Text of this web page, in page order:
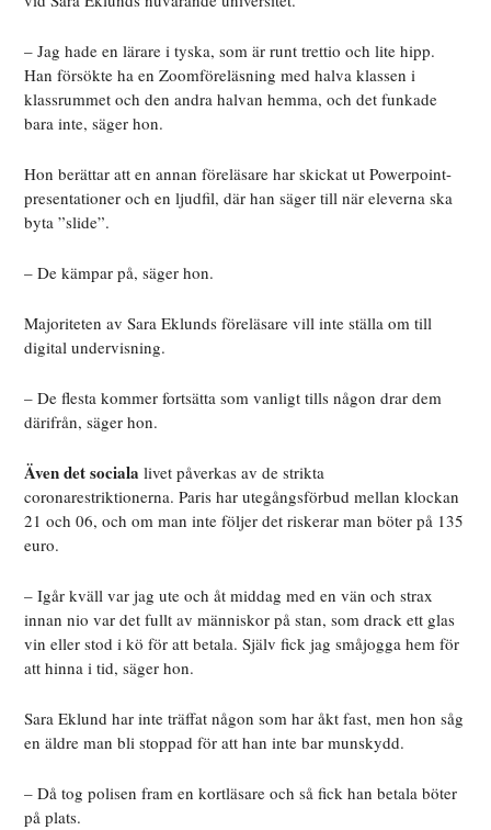
– Jag hade en lärare i tyska, som är runt trettio och lite hipp.
Han försökte ha en Zoomföreläsning med halva klassen i
klassrummet och den andra halvan hemma, och det funkade
bara inte, säger hon.
Hon berättar att en annan föreläsare har skickat ut Powerpoint-
presentationer och en ljudfil, där han säger till när eleverna ska
byta ”slide”.
– De kämpar på, säger hon.
Majoriteten av Sara Eklunds föreläsare vill inte ställa om till
digital undervisning.
– De flesta kommer fortsätta som vanligt tills någon drar dem
därifrån, säger hon.
Även det sociala livet påverkas av de strikta
coronarestriktionerna. Paris har utegångsförbud mellan klockan
21 och 06, och om man inte följer det riskerar man böter på 135
euro.
– Igår kväll var jag ute och åt middag med en vän och strax
innan nio var det fullt av människor på stan, som drack ett glas
vin eller stod i kö för att betala. Själv fick jag småjogga hem för
att hinna i tid, säger hon.
Sara Eklund har inte träffat någon som har åkt fast, men hon såg
en äldre man bli stoppad för att han inte bar munskydd.
– Då tog polisen fram en kortläsare och så fick han betala böter
på plats.